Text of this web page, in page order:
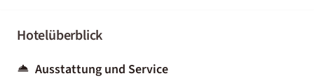
Hotelüberblick
Ausstattung und Service